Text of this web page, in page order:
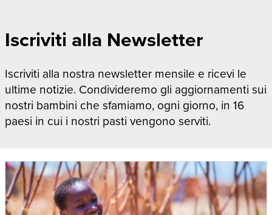
Iscriviti alla Newsletter
Iscriviti alla nostra newsletter mensile e ricevi le
ultime notizie. Condivideremo gli aggiornamenti sui
nostri bambini che sfamiamo, ogni giorno, in 16
paesi in cui i nostri pasti vengono serviti.